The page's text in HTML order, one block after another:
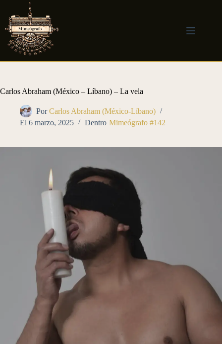
contenido
Carlos Abraham (México – Líbano) – La vela
Por Carlos Abraham (México-Líbano)
El 6 marzo, 2025 Dentro Mimeógrafo #142